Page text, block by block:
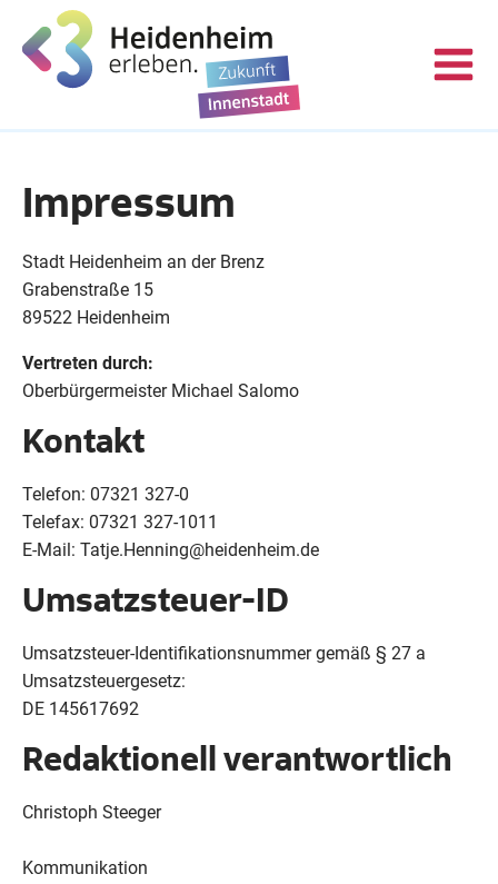
Impressum
Stadt Heidenheim an der Brenz
Grabenstraße 15
89522 Heidenheim
Vertreten durch:
Oberbürgermeister Michael Salomo
Kontakt
Telefon: 07321 327-0
Telefax: 07321 327-1011
E-Mail: Tatje.Henning@heidenheim.de
Umsatzsteuer-ID
Umsatzsteuer-Identifikationsnummer gemäß § 27 a
Umsatzsteuergesetz:
DE 145617692
Redaktionell verantwortlich
Christoph Steeger
Kommunikation